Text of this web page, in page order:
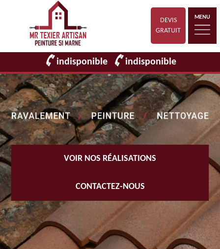
DEVIS
GRATUIT
MENU
indisponible indisponible
VOIR NOS RÉALISATIONS
CONTACTEZ-NOUS